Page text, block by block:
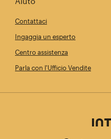
Contattaci
Ingaggia un esperto
Centro assistenza
Parla con l'Ufficio Vendite